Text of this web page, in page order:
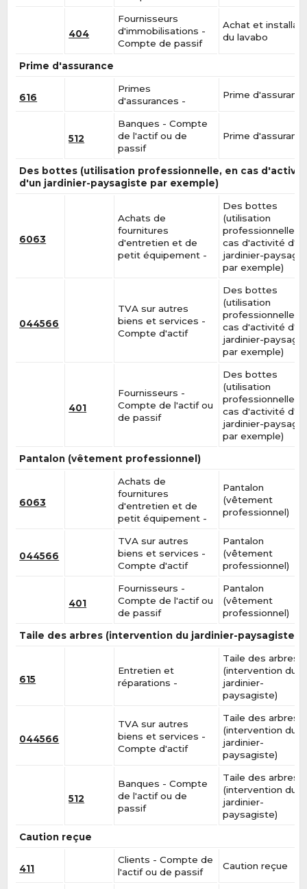
404
Fournisseurs
d'immobilisations -
Compte de passif
Achat et
du lavabo
Prime d'assurance
616
Primes
d'assurances -
Prime
512
Banques - Compte
de l'actif ou de
passif
Prime
Des bottes (utilisation professionnelle, en cas
d'un jardinier-paysagiste par exemple)
6063
Achats de
fournitures
d'entretien et de
petit équipement -
Des bottes
(utilisation
professionnelle,
cas d'activité d'un
jardinier-
par exemple)
044566
TVA sur autres
biens et services -
Compte d'actif
Des bottes
(utilisation
professionnelle,
cas d'activité d'un
jardinier-
par exemple)
401
Fournisseurs -
Compte de l'actif ou
de passif
Des bottes
(utilisation
professionnelle,
cas d'activité d'un
jardinier-
par exemple)
Pantalon (vêtement professionnel)
6063
Achats de
fournitures
d'entretien et de
petit équipement -
Pantalon
(vêtement
professionnel)
044566
TVA sur autres
biens et services -
Compte d'actif
Pantalon
(vêtement
professionnel)
401
Fournisseurs -
Compte de l'actif ou
de passif
Pantalon
(vêtement
professionnel)
Taile des arbres (intervention du jardinier-paysagiste)
615
Entretien et
réparations -
Taile des arbres
(intervention du
jardinier-
paysagiste)
044566
TVA sur autres
biens et services -
Compte d'actif
Taile des arbres
(intervention du
jardinier-
paysagiste)
512
Banques - Compte
de l'actif ou de
passif
Taile des arbres
(intervention du
jardinier-
paysagiste)
Caution reçue
411
Clients - Compte de
l'actif ou de passif
Caution reçue